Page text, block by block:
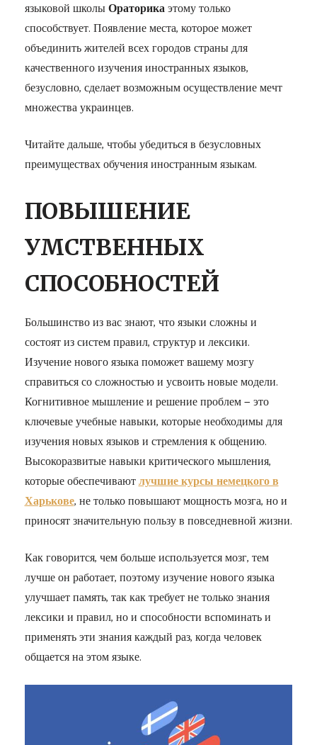
языковой школыОраторикаэтому только
способствует. Появление места, которое может
объединить жителей всех городов страны для
качественного изучения иностранных языков,
безусловно, сделает возможным осуществление мечт
множества украинцев.
Читайте дальше, чтобы убедиться в безусловных
преимуществах обучения иностранным языкам.
ПОВЫШЕНИЕ
УМСТВЕННЫХ
СПОСОБНОСТЕЙ
Большинство из вас знают, что языки сложны и
состоят из систем правил, структур и лексики.
Изучение нового языка поможет вашему мозгу
справиться со сложностью и усвоить новые модели.
Когнитивное мышление и решение проблем — это
ключевые учебные навыки, которые необходимы для
изучения новых языков и стремления к общению.
Высокоразвитые навыки критического мышления,
которые обеспечиваютлучшие курсы немецкого в
Харькове, не только повышают мощность мозга, но и
приносят значительную пользу в повседневной жизни.
Как говорится, чем больше используется мозг, тем
лучше он работает, поэтому изучение нового языка
улучшает память, так как требует не только знания
лексики и правил, но и способности вспоминать и
применять эти знания каждый раз, когда человек
общается на этом языке.